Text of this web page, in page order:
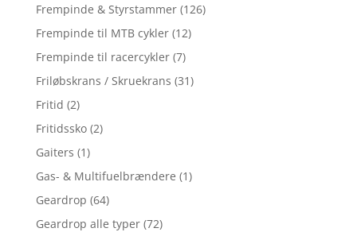
Frempinde & Styrstammer (126)
Frempinde til MTB cykler (12)
Frempinde til racercykler (7)
Friløbskrans / Skruekrans (31)
Fritid (2)
Fritidssko (2)
Gaiters (1)
Gas- & Multifuelbrændere (1)
Geardrop (64)
Geardrop alle typer (72)